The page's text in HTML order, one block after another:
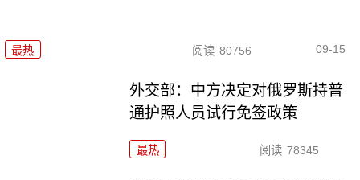
最热 阅读 80756 09-15
外交部：中方决定对俄罗斯持普
通护照人员试行免签政策
最热 阅读 78345